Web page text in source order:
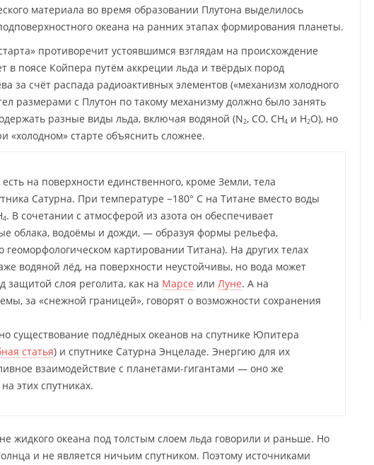
материала во время образовании Плутона выделилось
океана на ранних этапах формирования планеты.
противоречит устоявшимся взглядам на происхождение
в поясе Койпера путём аккреции льда и твёрдых пород
за счёт распада радиоактивных элементов («механизм холодного
размерами с Плутон по такому механизму должно было занять
разные виды льда, включая водяной (N2, CO, CH4 и H2O), но
старте объяснить сложнее.
на поверхности единственного, кроме Земли, тела
Сатурна. При температуре −180° C на Титане вместо воды
4. В сочетании с атмосферой из азота он обеспечивает
облака, водоёмы и дожди, — образуя формы рельефа,
геоморфологическом картировании Титана). На других телах
водяной лёд, на поверхности неустойчивы, но вода может
защитой слоя реголита, как на Марсе или Луне. А на
за «снежной границей», говорят о возможности сохранения
существование подлёдных океанов на спутнике Юпитера
статья) и спутнике Сатурна Энцеладе. Энергию для их
взаимодействие с планетами-гигантами — оно же
этих спутниках.
жидкого океана под толстым слоем льда говорили и раньше. Но
и не является ничьим спутником. Поэтому источниками